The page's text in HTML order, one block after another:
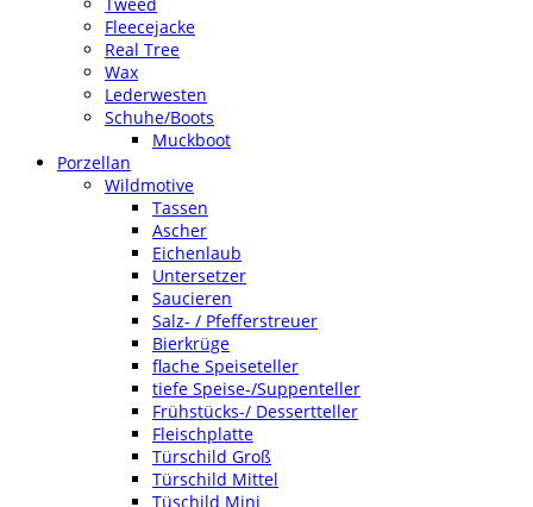
Fleecejacke
Real Tree
Wax
Lederwesten
Schuhe/Boots
Muckboot
Porzellan
Wildmotive
Tassen
Ascher
Eichenlaub
Untersetzer
Saucieren
Salz- / Pfefferstreuer
Bierkrüge
flache Speiseteller
tiefe Speise-/Suppenteller
Frühstücks-/ Dessertteller
Fleischplatte
Türschild Groß
Türschild Mittel
Tüschild Mini